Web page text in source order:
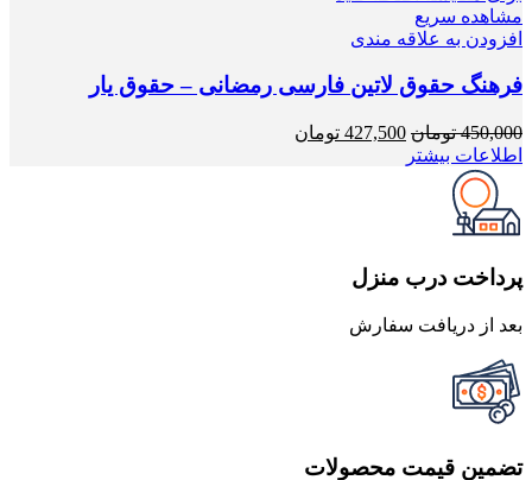
مشاهده سریع
افزودن به علاقه مندی
فرهنگ حقوق لاتین فارسی رمضانی – حقوق یار
450,000 تومان قیمت
427,500 تومان
اطلاعات بیشتر
پرداخت درب منزل
بعد از دریافت سفارش
تضمین قیمت محصولات